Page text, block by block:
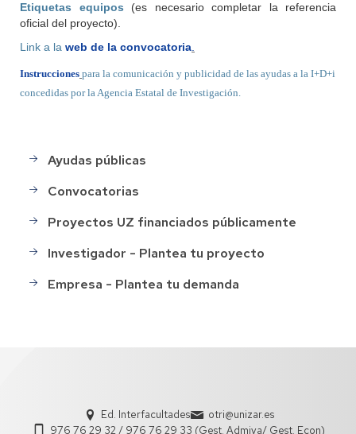
Etiquetas equipos
(es necesario completar la referencia
oficial del proyecto).
Link a la web de la convocatoria
Instrucciones para la comunicación y publicidad de las ayudas a la I+D+i
concedidas por la Agencia Estatal de Investigación.
menu_financiacion
Ayudas públicas
Convocatorias
Proyectos UZ financiados públicamente
Investigador - Plantea tu proyecto
Empresa - Plantea tu demanda
Ed. Interfacultades
otri@unizar.es
976 76 29 32 / 976 76 29 33 (Gest. Admiva/ Gest. Econ)